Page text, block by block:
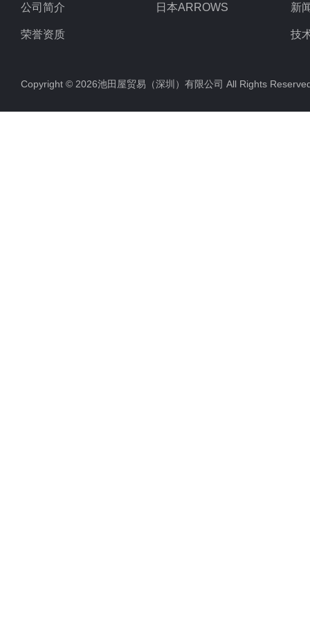
公司简介
荣誉资质
日本ARROWS 新
技
Copyright © 2026池田屋贸易（深圳）有限公司 All Rights